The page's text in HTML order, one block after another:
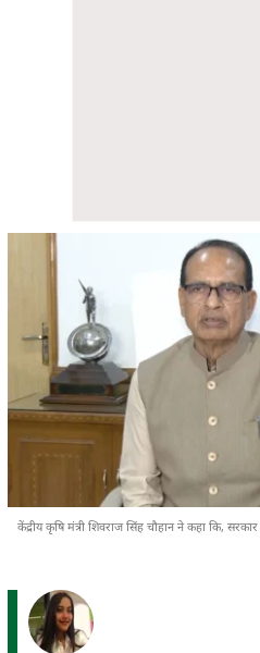
केंद्रीय कृषि मंत्री शिवराज सिंह चौहान ने कहा कि,